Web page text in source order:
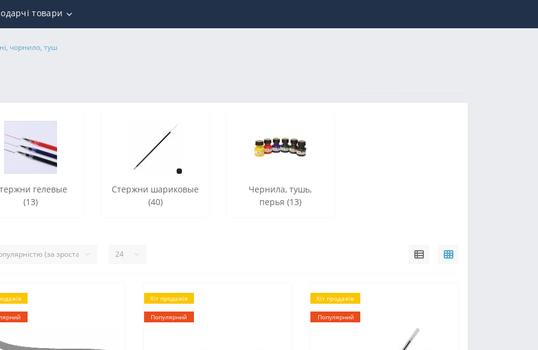
товари
чорнило, туш
гелевые
(13)
Стержни шариковые
(40)
Чернила, тушь,
перья (13)
Хіт продажів
Популярний
Хіт продажів
Популярний